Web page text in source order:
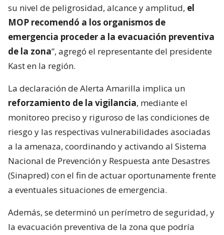
su nivel de peligrosidad, alcance y amplitud, el
MOP recomendó a los organismos de
emergencia proceder a la evacuación preventiva
de la zona”, agregó el representante del presidente
Kast en la región.
La declaración de Alerta Amarilla implica un
reforzamiento de la vigilancia, mediante el
monitoreo preciso y riguroso de las condiciones de
riesgo y las respectivas vulnerabilidades asociadas
a la amenaza, coordinando y activando al Sistema
Nacional de Prevención y Respuesta ante Desastres
(Sinapred) con el fin de actuar oportunamente frente
a eventuales situaciones de emergencia.
Además, se determinó un perímetro de seguridad, y
la evacuación preventiva de la zona que podría